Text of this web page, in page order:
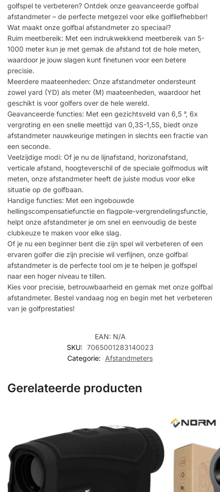
golfspel te verbeteren? Ontdek onze geavanceerde golfbal
afstandmeter – de perfecte metgezel voor elke golfliefhebber!
Wat maakt onze golfbal afstandmeter zo speciaal?
Ruim meetbereik: Met een indrukwekkend meetbereik van 5-
1000 meter kun je met gemak de afstand tot de hole meten,
waardoor je jouw slagen kunt finetunen voor een betere
precisie.
Meerdere maateenheden: Onze afstandmeter ondersteunt
zowel yard (YD) als meter (M) maateenheden, waardoor het
geschikt is voor golfers over de hele wereld.
Geavanceerde functies: Met een gezichtsveld van 6,5 °, 6x
vergroting en een snelle meettijd van 0,3S-1,5S, biedt onze
afstandmeter nauwkeurige metingen in slechts een fractie van
een seconde.
Veelzijdige modi: Of je nu de lijnafstand, horizonafstand,
verticale afstand, hoogteverschil of de speciale golfmodus wilt
meten, onze afstandmeter heeft de juiste modus voor elke
situatie op de golfbaan.
Handige functies: Met een ingebouwde
hellingscompensatiefunctie en flagpole-vergrendelingsfunctie,
helpt onze afstandmeter je om snel en eenvoudig de beste
clubkeuze te maken voor elke slag.
Of je nu een beginner bent die zijn spel wil verbeteren of een
ervaren golfer die zijn precisie wil verfijnen, onze golfbal
afstandmeter is de perfecte tool om je te helpen je golfspel
naar een hoger niveau te tillen.
Kies voor precisie, betrouwbaarheid en gemak met onze golfbal
afstandmeter. Bestel vandaag nog en begin met het verbeteren
van je golfprestaties!
EAN: N/A
SKU: 7065001283140023
Categorie:
Afstandmeters
Gerelateerde producten